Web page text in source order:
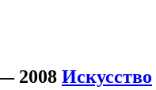
2008 Искусство